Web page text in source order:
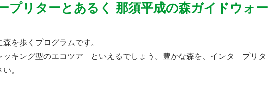
プリターとあるく 那須平成の森ガイドウォ
を歩くプログラムです。
キング型のエコツアーといえるでしょう。豊かな森を、インタープリ
。